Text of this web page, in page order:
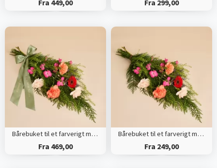
Fra 449,00 Fra 299,00
Bårebuket til et farverigt minde med bånd
Fra 469,00
Bårebuket til et farverigt minde
Fra 249,00